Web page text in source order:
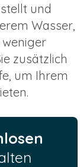
und
Wasser,
zusätzlich
um Ihrem